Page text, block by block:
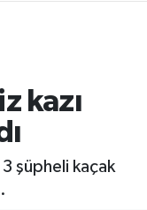
kazı
şüpheli kaçak